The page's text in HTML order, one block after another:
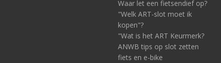
Waar let een fietsendief op?
"Welk ART-slot moet ik
kopen"?
"Wat is het ART Keurmerk?
ANWB tips op slot zetten
fiets en e-bike